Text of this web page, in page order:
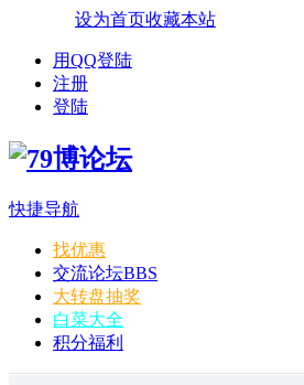
设为首页收藏本站
用QQ登陆
注册
登陆
快捷导航
找优惠
交流论坛BBS
大转盘抽奖
白菜大全
积分福利